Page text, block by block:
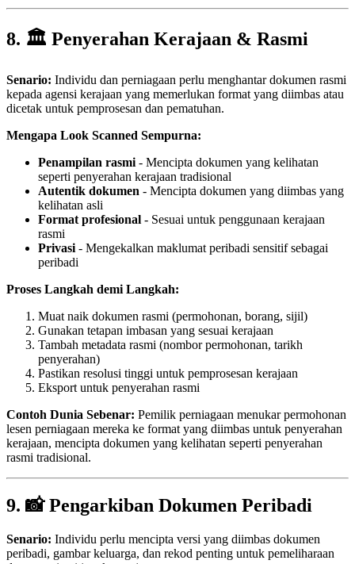
8. 🏛️ Penyerahan Kerajaan & Rasmi
Senario: Individu dan perniagaan perlu menghantar dokumen rasmi
kepada agensi kerajaan yang memerlukan format yang diimbas atau
dicetak untuk pemprosesan dan pematuhan.
Mengapa Look Scanned Sempurna:
Penampilan rasmi - Mencipta dokumen yang kelihatan
seperti penyerahan kerajaan tradisional
Autentik dokumen - Mencipta dokumen yang diimbas yang
kelihatan asli
Format profesional - Sesuai untuk penggunaan kerajaan
rasmi
Privasi - Mengekalkan maklumat peribadi sensitif sebagai
peribadi
Proses Langkah demi Langkah:
Muat naik dokumen rasmi (permohonan, borang, sijil)
Gunakan tetapan imbasan yang sesuai kerajaan
Tambah metadata rasmi (nombor permohonan, tarikh
penyerahan)
Pastikan resolusi tinggi untuk pemprosesan kerajaan
Eksport untuk penyerahan rasmi
Contoh Dunia Sebenar: Pemilik perniagaan menukar permohonan
lesen perniagaan mereka ke format yang diimbas untuk penyerahan
kerajaan, mencipta dokumen yang kelihatan seperti penyerahan
rasmi tradisional.
9. 📸 Pengarkiban Dokumen Peribadi
Senario: Individu perlu mencipta versi yang diimbas dokumen
peribadi, gambar keluarga, dan rekod penting untuk pemeliharaan